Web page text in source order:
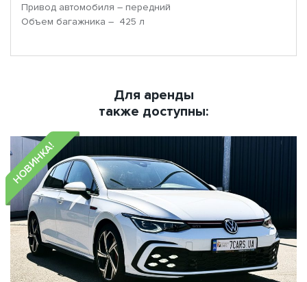
Привод автомобиля – передний
Объем багажника – 425 л
Для аренды
также доступны:
НОВИНКА!